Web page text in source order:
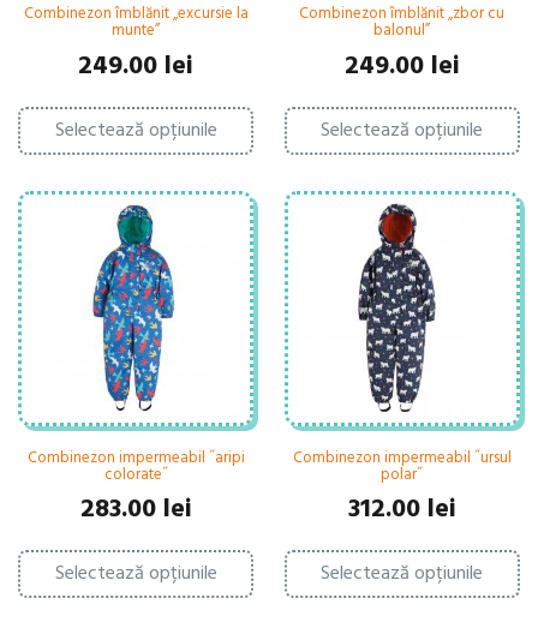
Combinezon îmblănit „excursie la
munte”
249.00 lei
Selectează opțiunile
Acest
produs
are
multe
variații.
Opțiunile
pot
fi
alese
în
pagina
produsului.
Combinezon îmblănit „zbor cu
balonul”
249.00 lei
Selectează opțiunile
fi
în
Combinezon impermeabil ˝aripi
colorate˝
283.00 lei
Selectează opțiunile
Acest
produs
are
Combinezon impermeabil ˝ursul
polar˝
312.00 lei
Selectează opțiunile